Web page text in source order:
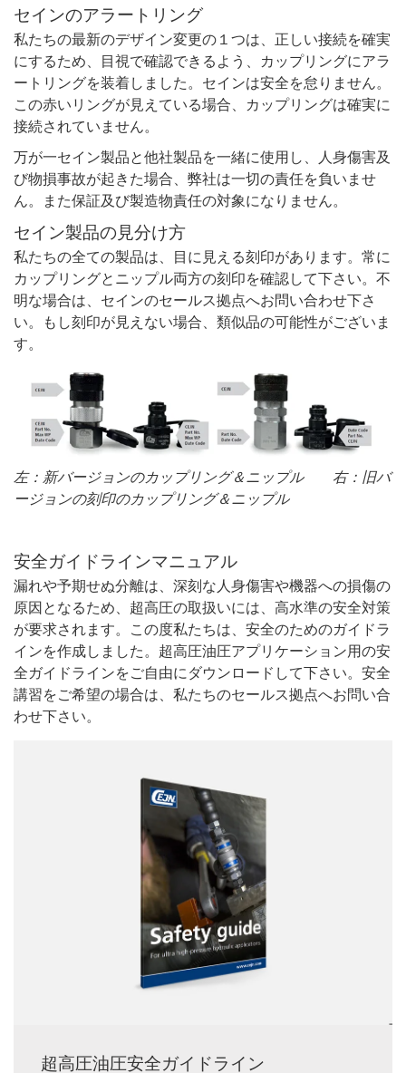
セインのアラートリング
私たちの最新のデザイン変更の１つは、正しい接続を確実
にするため、目視で確認できるよう、カップリングにアラ
ートリングを装着しました。セインは安全を怠りません。
この赤いリングが見えている場合、カップリングは確実に
接続されていません。
万が一セイン製品と他社製品を一緒に使用し、人身傷害及
び物損事故が起きた場合、弊社は一切の責任を負いませ
ん。また保証及び製造物責任の対象になりません。
セイン製品の見分け方
私たちの全ての製品は、目に見える刻印があります。常に
カップリングとニップル両方の刻印を確認して下さい。不
明な場合は、セインのセールス拠点へお問い合わせ下さ
い。もし刻印が見えない場合、類似品の可能性がございま
す。
左：新バージョンのカップリング＆ニップル 右：旧バ
ージョンの刻印のカップリング＆ニップル
安全ガイドラインマニュアル
漏れや予期せぬ分離は、深刻な人身傷害や機器への損傷の
原因となるため、超高圧の取扱いには、高水準の安全対策
が要求されます。この度私たちは、安全のためのガイドラ
インを作成しました。超高圧油圧アプリケーション用の安
全ガイドラインをご自由にダウンロードして下さい。安全
講習をご希望の場合は、私たちのセールス拠点へお問い合
わせ下さい。
超高圧油圧安全ガイドライン